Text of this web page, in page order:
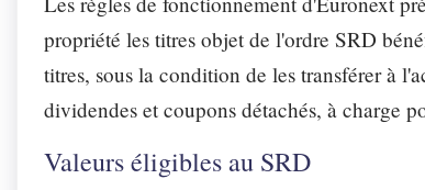
propriété les titres objet de l'ordre SRD
titres, sous la condition de les transférer à
dividendes et coupons détachés, à charge
Valeurs éligibles au SRD